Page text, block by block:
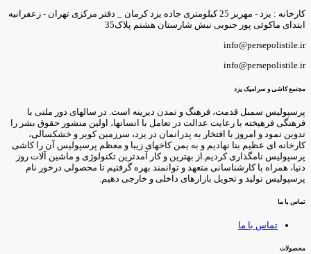
کارخانه : یزد - مهریز 25 کیلومتری جاده یزد کرمان _ دفتر مرکزی تهران - زعفرانیه
ماکوئی پور جنوبی نبش شارستان هشتم پلاک35
کاشی و سرامیک یزد
سمبل قدمت، فرهنگ و تمدن دیرینه است. در سالهای دور ملتی با
فرهیخته با رعایت عدالت در تعامل با انسانها، اولین منشور حقوق بشر را
نمود و امروز با افتخار به پدرانمان در یزد، سرزمین کویر و خشکسالی،
ای عظیم بنا نهادیم و به یمن کاخهای زیبا و معظم پرسپولیس آن را کاشی
نامگذاری کردیم.از بهترین و کار آمدترین تکنولوژی و ماشین آلات روز
همراه با کارشناسانی متعهد و توانمند بهره گرفتیم تا محصولی درخور نام
تولید و تحویل بازارهای داخلی و خارجی دهیم.
با ما
تماس با ما